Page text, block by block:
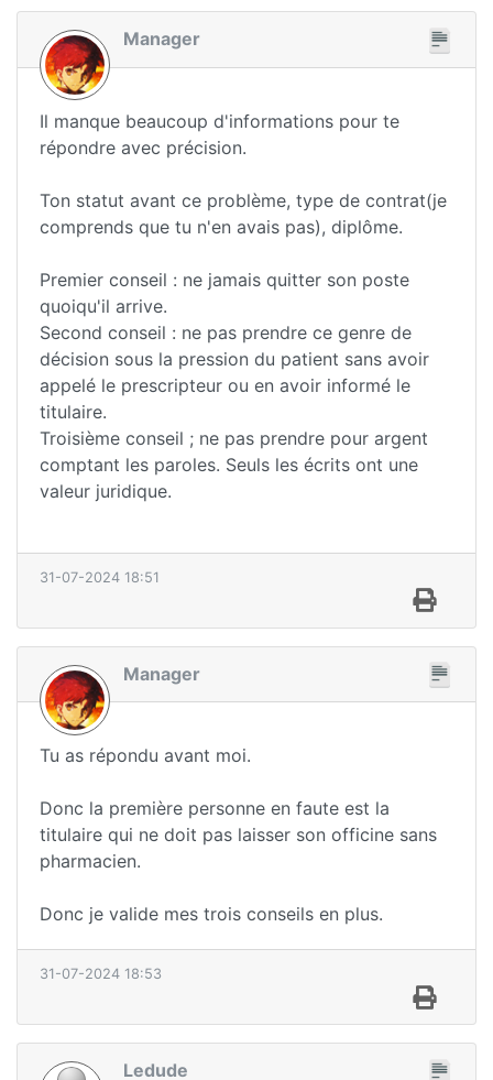
Manager
Il manque beaucoup d'informations pour te
répondre avec précision.
Ton statut avant ce problème, type de contrat(je
comprends que tu n'en avais pas), diplôme.
Premier conseil : ne jamais quitter son poste
quoiqu'il arrive.
Second conseil : ne pas prendre ce genre de
décision sous la pression du patient sans avoir
appelé le prescripteur ou en avoir informé le
titulaire.
Troisième conseil ; ne pas prendre pour argent
comptant les paroles. Seuls les écrits ont une
valeur juridique.
31-07-2024 18:51
Manager
Tu as répondu avant moi.
Donc la première personne en faute est la
titulaire qui ne doit pas laisser son officine sans
pharmacien.
Donc je valide mes trois conseils en plus.
31-07-2024 18:53
Ledude